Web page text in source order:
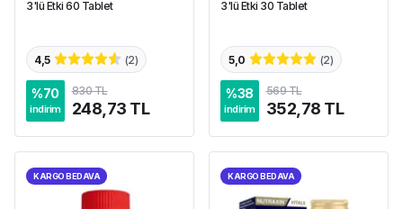
3'lü Etki 60 Tablet
4,5 (2)
%70
indirim
830 TL
248,73 TL
3'lü Etki 30 Tablet
5,0 (2)
%38
indirim
569 TL
352,78 TL
KARGO BEDAVA KARGO BEDAVA